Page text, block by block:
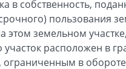
в собственность,
пользования
этом земельном
участок расположен в
ограниченным в